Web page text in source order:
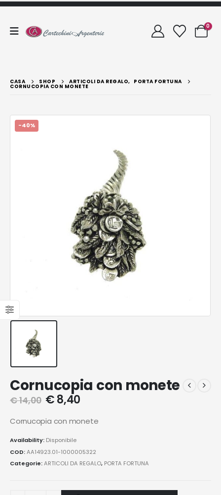
0
CASA SHOP ARTICOLI DA REGALO, PORTA FORTUNA
CORNUCOPIA CON MONETE
-40%
Cornucopia con monete
€14,00 €8,40
Cornucopia con monete
Availability: Disponibile
COD:AA14923.01-1000005322
Categorie:ARTICOLI DA REGALO, PORTA FORTUNA